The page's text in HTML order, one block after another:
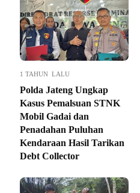
1 TAHUN LALU
Polda Jateng Ungkap
Kasus Pemalsuan STNK
Mobil Gadai dan
Penadahan Puluhan
Kendaraan Hasil Tarikan
Debt Collector